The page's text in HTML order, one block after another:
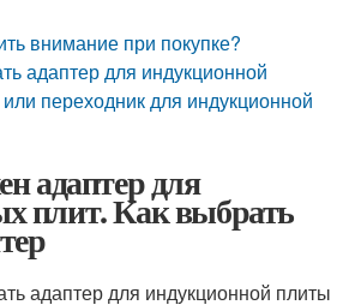
внимание при покупке?
адаптер для индукционной
переходник для индукционной
адаптер для
плит. Как выбрать
адаптер для индукционной плиты